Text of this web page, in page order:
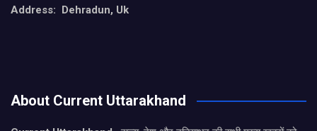
Address: Dehradun, Uk
About Current Uttarakhand